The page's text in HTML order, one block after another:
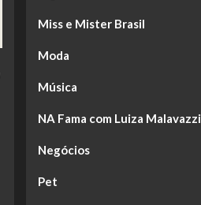
Miss e Mister Brasil
Moda
Música
NA Fama com Luiza Malavazzi
Negócios
Pet